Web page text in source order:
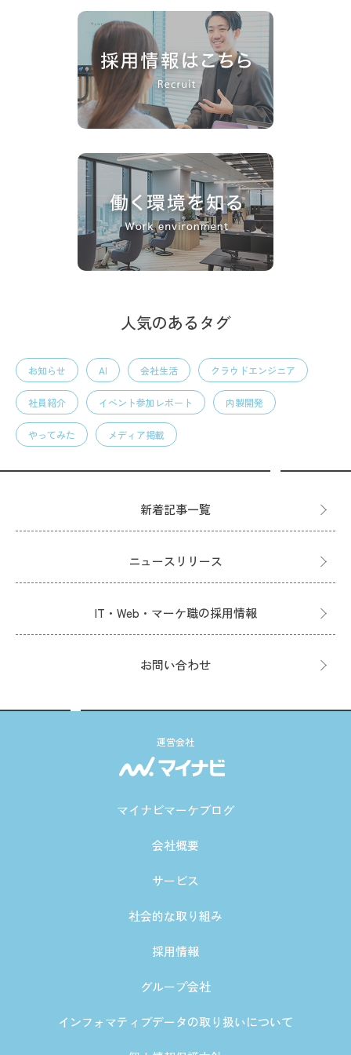
人気のあるタグ
お知らせ AI 会社生活 クラウドエンジニア
社員紹介 イベント参加レポート 内製開発
やってみた メディア掲載
新着記事一覧
ニュースリリース
IT・Web・マーケ職の採用情報
お問い合わせ
運営会社
マイナビマーケブログ
会社概要
サービス
社会的な取り組み
採用情報
グループ会社
インフォマティブデータの取り扱いについて